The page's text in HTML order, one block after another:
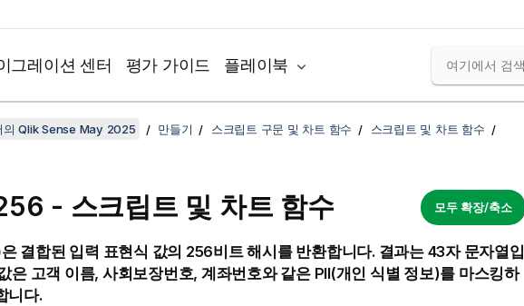
그레이션 센터 평가 가이드 플레이북
Qlik Sense May 2025 만들기 스크립트 구문 및 차트 함수 스크립트 및 차트 함수
모두 확장/축소
- 스크립트 및 차트 함수
은 결합된 입력 표현식 값의 256비트 해시를 반환합니다. 결과는 43자 문자열입
은 고객 이름, 사회보장번호, 계좌번호와 같은 PII(개인 식별 정보)를 마스킹하
니다.